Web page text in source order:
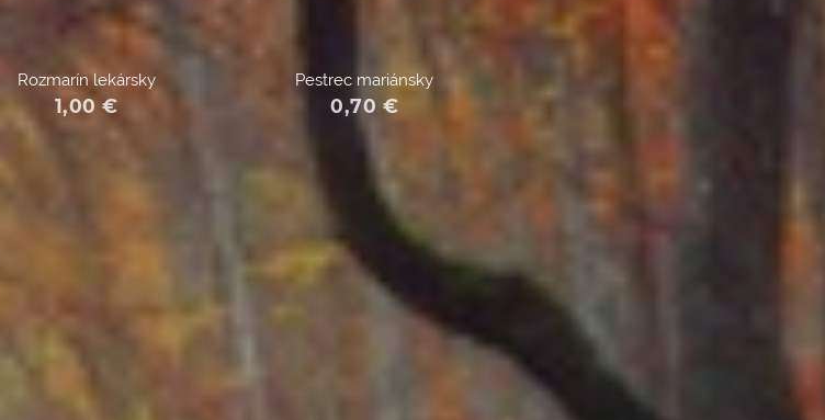
Rozmarín lekársky
1,00 €
Pestrec mariánsky
0,70 €